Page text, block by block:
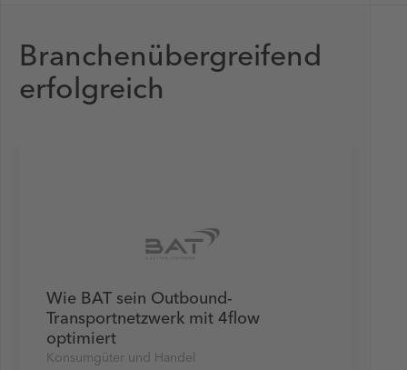
Branchenübergreifend
erfolgreich
Wie BAT sein Outbound-
Transportnetzwerk mit 4flow
optimiert
Konsumgüter und Handel